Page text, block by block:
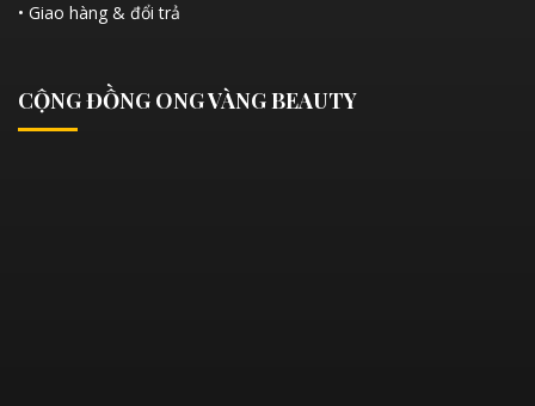
• Giao hàng & đổi trả
CỘNG ĐỒNG ONG VÀNG BEAUTY